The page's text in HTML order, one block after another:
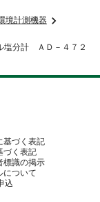
境計測機器
塩分計 ＡＤ－４７２
基づく表記
づく表記
標識の掲示
について
込